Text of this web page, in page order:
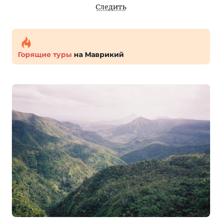
Следить
Горящие туры на Маврикий